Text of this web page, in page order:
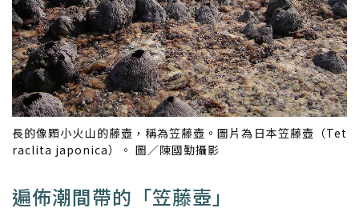
長的像顆小火山的藤壺，稱為笠藤壺。圖片為日本笠藤壺（Tet
raclita japonica）。 圖／陳國勤攝影
遍佈潮間帶的「笠藤壺」